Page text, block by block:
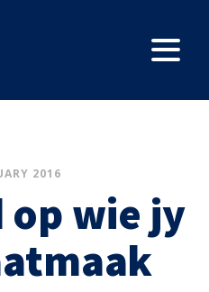
2016
op wie jy